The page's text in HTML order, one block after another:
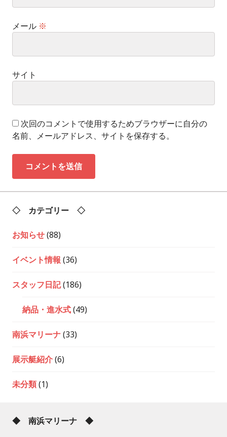
メール ※
サイト
次回のコメントで使用するためブラウザーに自分の
名前、メールアドレス、サイトを保存する。
◇ カテゴリー ◇
お知らせ(88)
イベント情報 (36)
スタッフ日記(186)
納品・進水式(49)
南浜マリーナ(33)
展示艇紹介(6)
未分類(1)
◆ 南浜マリーナ ◆